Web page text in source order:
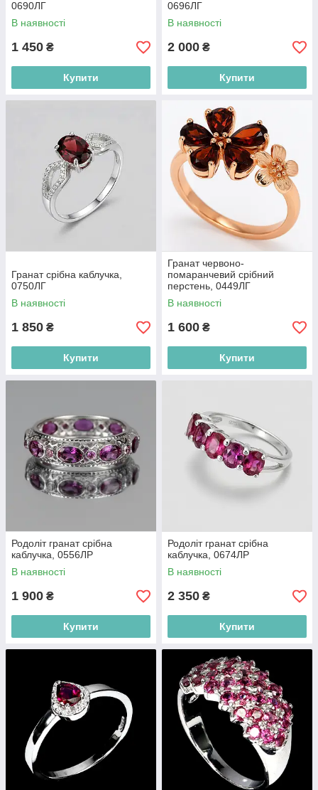
0690ЛГ
В наявності
1 450 ₴
Купити
0696ЛГ
В наявності
2 000 ₴
Купити
Гранат срібна каблучка,
0750ЛГ
В наявності
1 850 ₴
Купити
Гранат червоно-
помаранчевий срібний
перстень, 0449ЛГ
В наявності
1 600 ₴
Купити
Родоліт гранат срібна
каблучка, 0556ЛР
В наявності
1 900 ₴
Купити
Родоліт гранат срібна
каблучка, 0674ЛР
В наявності
2 350 ₴
Купити